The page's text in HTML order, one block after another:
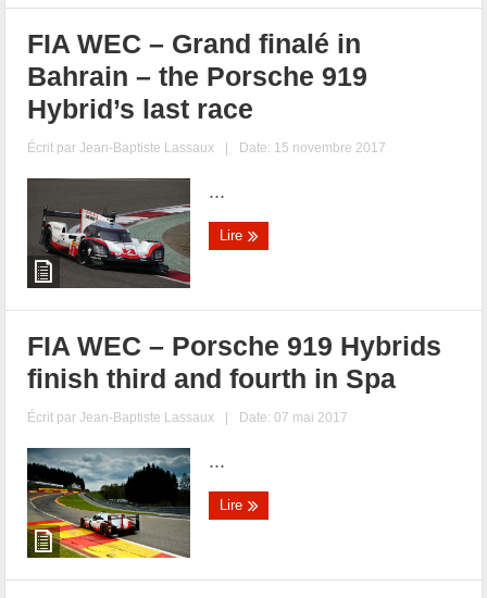
FIA WEC – Grand finalé in
Bahrain – the Porsche 919
Hybrid’s last race
Écrit parJean-Baptiste Lassaux | Date: 15 novembre 2017
...
Lire
FIA WEC – Porsche 919 Hybrids
finish third and fourth in Spa
Écrit parJean-Baptiste Lassaux | Date: 07 mai 2017
...
Lire